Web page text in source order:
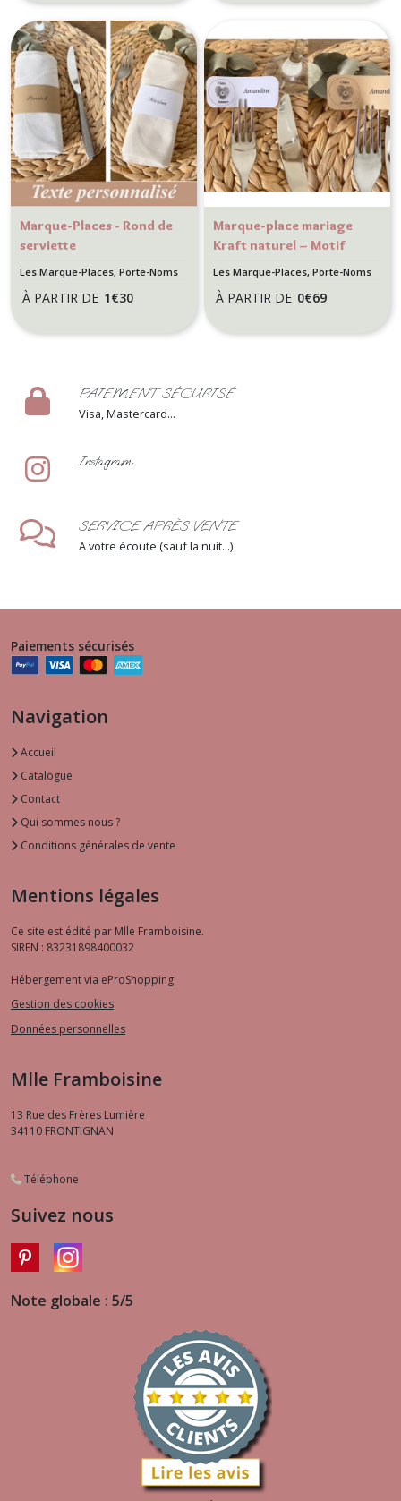
Marque-Places - Rond de
serviette
Les Marque-Places, Porte-Noms
À PARTIR DE 1€30
Marque-place mariage
Kraft naturel – Motif
empreinte cœur – Style
Les Marque-Places, Porte-Noms
À PARTIR DE 0€69
PAIEMENT SÉCURISÉ
Visa, Mastercard...
Instagram
SERVICE APRÈS VENTE
A votre écoute (sauf la nuit...)
Paiements sécurisés
Navigation
Accueil
Catalogue
Contact
Qui sommes nous ?
Conditions générales de vente
Mentions légales
Ce site est édité par Mlle Framboisine.
SIREN : 83231898400032
Hébergement via eProShopping
Gestion des cookies
Données personnelles
Mlle Framboisine
13 Rue des Frères Lumière
34110 FRONTIGNAN
Téléphone
Suivez nous
Note globale : 5/5